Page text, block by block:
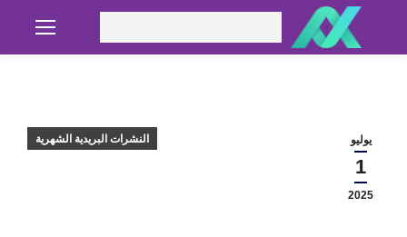
يوليو
1
2025
النشرات البريدية الشهرية